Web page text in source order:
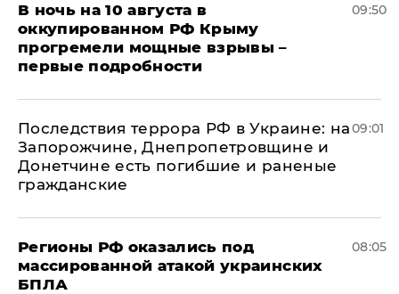
В ночь на 10 августа в
оккупированном РФ Крыму
прогремели мощные взрывы –
первые подробности
09:50
Последствия террора РФ в Украине: на
Запорожчине, Днепропетровщине и
Донетчине есть погибшие и раненые
гражданские
09:01
Регионы РФ оказались под
массированной атакой украинских
БПЛА
08:05